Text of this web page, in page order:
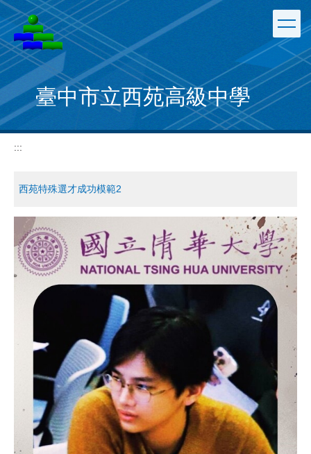
跳
到
主
要
內
容
區
臺中市立西苑高級中學
:::
西苑特殊選才成功模範2